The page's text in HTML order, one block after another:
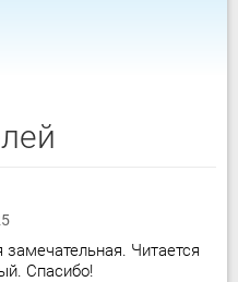
Читается
Спасибо!